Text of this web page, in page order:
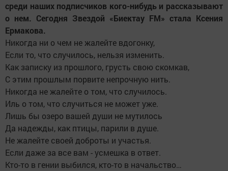
среди наших подписчиков кого-нибудь и рассказывают
о нем. Сегодня Звездой «Биектау FM» стала Ксения
Ермакова.
Никогда ни о чем не жалейте вдогонку,
Если то, что случилось, нельзя изменить.
Как записку из прошлого, грусть свою скомкав,
С этим прошлым порвите непрочную нить.
Никогда не жалейте о том, что случилось.
Иль о том, что случиться не может уже.
Лишь бы озеро вашей души не мутилось
Да надежды, как птицы, парили в душе.
Не жалейте своей доброты и участья.
Если даже за все вам - усмешка в ответ.
Кто-то в гении выбился, кто-то в начальство…